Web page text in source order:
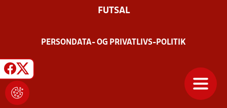
FUTSAL
PERSONDATA- OG PRIVATLIVS-POLITIK